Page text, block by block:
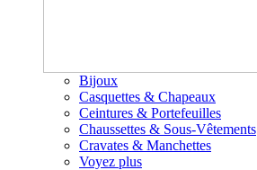
Bijoux
Casquettes & Chapeaux
Ceintures & Portefeuilles
Chaussettes & Sous-Vêtements
Cravates & Manchettes
Voyez plus